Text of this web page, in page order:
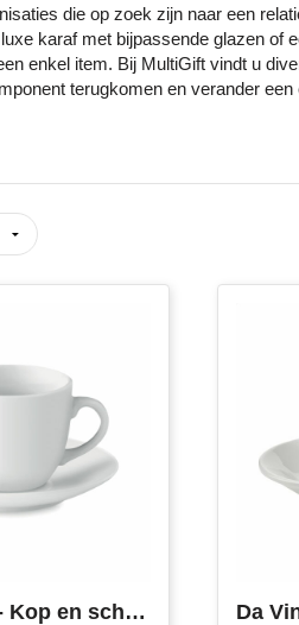
die op zoek zijn naar een
karaf met bijpassende glazen of
enkel item. Bij MultiGift vindt u
terugkomen en verander
ESPRESSO - Kop en schotel 80 ml